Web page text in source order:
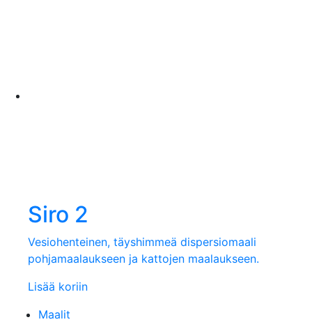
Siro 2
Vesiohenteinen, täyshimmeä dispersiomaali
pohjamaalaukseen ja kattojen maalaukseen.
Lisää koriin
Maalit